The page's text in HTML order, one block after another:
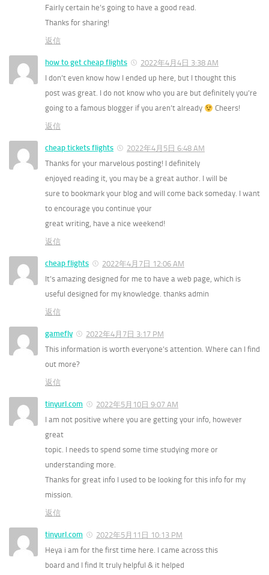
Fairly certain he’s going to have a good read.
Thanks for sharing!
返信
how to get cheap flights
2022年4月4日 3:38 AM
I don’t even know how I ended up here, but I thought this
post was great. I do not know who you are but definitely you’re
going to a famous blogger if you aren’t already
Cheers!
返信
cheap tickets flights
2022年4月5日 6:48 AM
Thanks for your marvelous posting! I definitely
enjoyed reading it, you may be a great author. I will be
sure to bookmark your blog and will come back someday. I want
to encourage you continue your
great writing, have a nice weekend!
返信
cheap flights
2022年4月7日 12:06 AM
It’s amazing designed for me to have a web page, which is
useful designed for my knowledge. thanks admin
返信
gamefly
2022年4月7日 3:17 PM
This information is worth everyone’s attention. Where can I find
out more?
返信
tinyurl.com
2022年5月10日 9:07 AM
I am not positive where you are getting your info, however
great
topic. I needs to spend some time studying more or
understanding more.
Thanks for great info I used to be looking for this info for my
mission.
返信
tinyurl.com
2022年5月11日 10:13 PM
Heya i am for the first time here. I came across this
board and I find It truly helpful & it helped